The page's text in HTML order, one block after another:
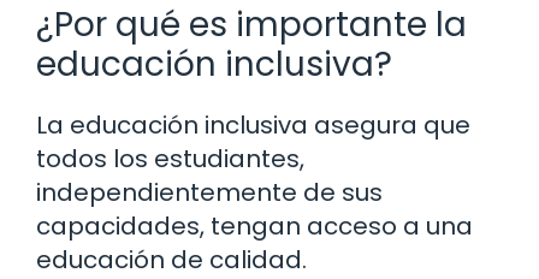
¿Por qué es importante la
educación inclusiva?
La educación inclusiva asegura que
todos los estudiantes,
independientemente de sus
capacidades, tengan acceso a una
educación de calidad.